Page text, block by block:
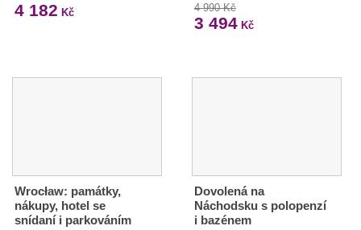
4 182 Kč 4 990 Kč
3 494Kč
Wrocław: památky,
nákupy, hotel se
snídaní i parkováním
Dovolená na
Náchodsku s polopenzí
i bazénem